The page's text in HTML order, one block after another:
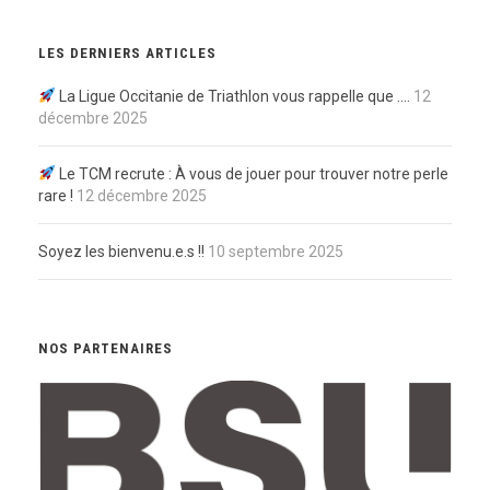
LES DERNIERS ARTICLES
La Ligue Occitanie de Triathlon vous rappelle que ….
12
décembre 2025
Le TCM recrute : À vous de jouer pour trouver notre perle
rare ! 12 décembre 2025
Soyez les bienvenu.e.s !! 10 septembre 2025
NOS PARTENAIRES
LE RAYMOND
LEGEND WHEELS
VIVIPRINT
GASTON-SERVICE
RRUNNING
LISSAC OPTICIEN